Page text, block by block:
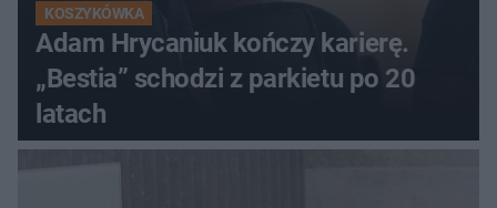
KOSZYKÓWKA
Adam Hrycaniuk kończy karierę.
„Bestia” schodzi z parkietu po 20
latach